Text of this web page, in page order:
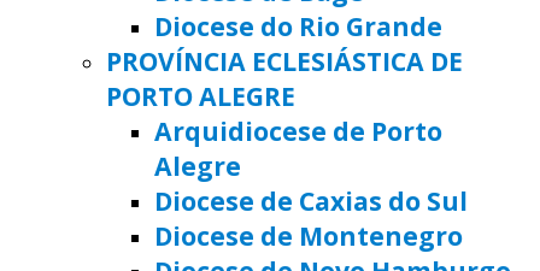
Diocese do Rio Grande
PROVÍNCIA ECLESIÁSTICA DE
PORTO ALEGRE
Arquidiocese de Porto
Alegre
Diocese de Caxias do Sul
Diocese de Montenegro